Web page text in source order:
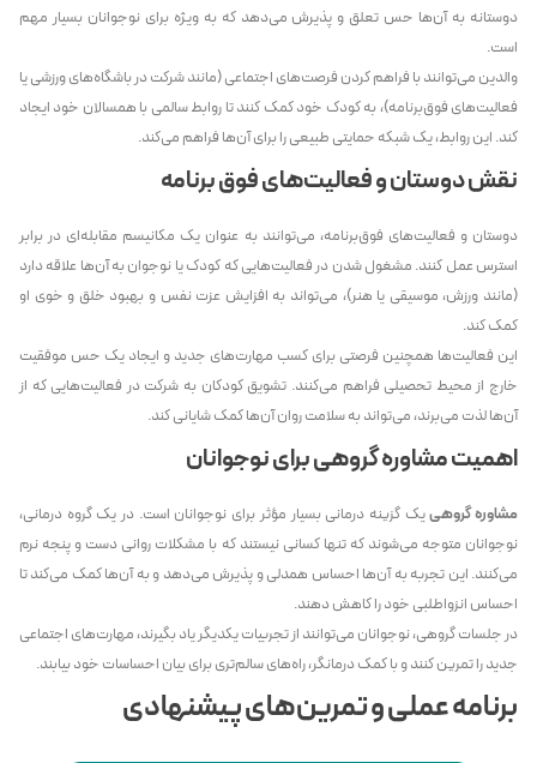
دوستانه به آن‌ها حس تعلق و پذیرش می‌دهد که به ویژه برای نوجوانان بسیار مهم
است.
والدین می‌توانند با فراهم کردن فرصت‌های اجتماعی (مانند شرکت در باشگاه‌های ورزشی یا
فعالیت‌های فوق‌برنامه)، به کودک خود کمک کنند تا روابط سالمی با همسالان خود ایجاد
کند. این روابط، یک شبکه حمایتی طبیعی را برای آن‌ها فراهم می‌کند.
نقش دوستان و فعالیت‌های فوق برنامه
دوستان و فعالیت‌های فوق‌برنامه، می‌توانند به عنوان یک مکانیسم مقابله‌ای در برابر
استرس عمل کنند. مشغول شدن در فعالیت‌هایی که کودک یا نوجوان به آن‌ها علاقه دارد
(مانند ورزش، موسیقی یا هنر)، می‌تواند به افزایش عزت نفس و بهبود خلق و خوی او
کمک کند.
این فعالیت‌ها همچنین فرصتی برای کسب مهارت‌های جدید و ایجاد یک حس موفقیت
خارج از محیط تحصیلی فراهم می‌کنند. تشویق کودکان به شرکت در فعالیت‌هایی که از
آن‌ها لذت می‌برند، می‌تواند به سلامت روان آن‌ها کمک شایانی کند.
اهمیت مشاوره گروهی برای نوجوانان
مشاوره گروهییک گزینه درمانی بسیار مؤثر برای نوجوانان است. در یک گروه درمانی،
نوجوانان متوجه می‌شوند که تنها کسانی نیستند که با مشکلات روانی دست و پنجه نرم
می‌کنند. این تجربه به آن‌ها احساس همدلی و پذیرش می‌دهد و به آن‌ها کمک می‌کند تا
احساس انزواطلبی خود را کاهش دهند.
در جلسات گروهی، نوجوانان می‌توانند از تجربیات یکدیگر یاد بگیرند، مهارت‌های اجتماعی
جدید را تمرین کنند و با کمک درمانگر، راه‌های سالم‌تری برای بیان احساسات خود بیابند.
برنامه عملی و تمرین‌های پیشنهادی